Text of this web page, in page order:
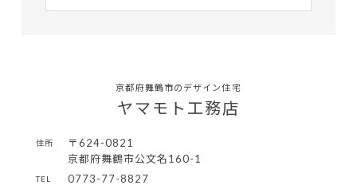
京都府舞鶴市のデザイン住宅
ヤマモト工務店
住所
〒624-0821
京都府舞鶴市公文名160-1
TEL 0773-77-8827